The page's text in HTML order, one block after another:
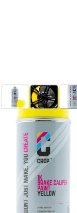
larger image
View larger image
View
+5
Spray Per Pinze Freni